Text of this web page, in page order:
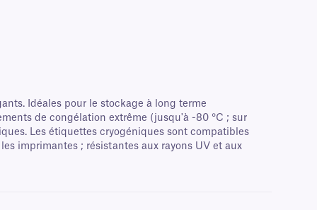
Idéales pour le stockage à long terme
de congélation extrême (jusqu'à -80 °C ; sur
Les étiquettes cryogéniques sont compatibles
imprimantes ; résistantes aux rayons UV et aux